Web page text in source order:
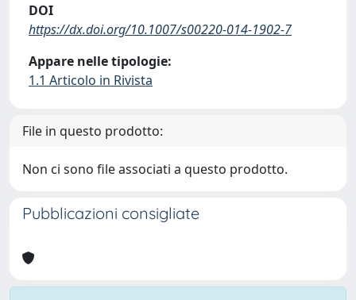
DOI
https://dx.doi.org/10.1007/s00220-014-1902-7
Appare nelle tipologie:
1.1 Articolo in Rivista
File in questo prodotto:
Non ci sono file associati a questo prodotto.
Pubblicazioni consigliate